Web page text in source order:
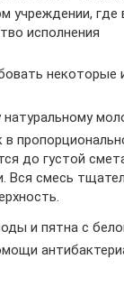
учреждении, где
исполнения
некоторые
в
до густой
Вся смесь
и пятна с